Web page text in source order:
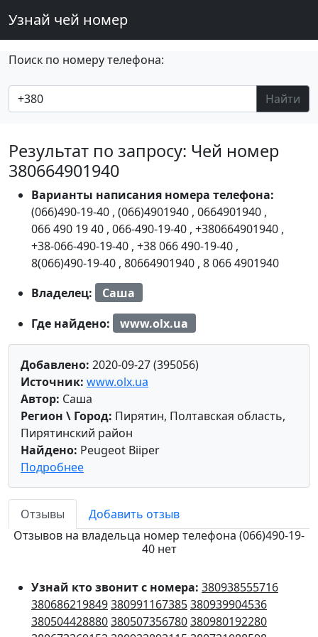
Узнай чей номер
Поиск по номеру телефона:
Найти
Результат по запросу: Чей номер
380664901940
Варианты написания номера телефона:
(066)490-19-40 , (066)4901940 , 0664901940 ,
066 490 19 40 , 066-490-19-40 , +380664901940 ,
+38-066-490-19-40 , +38 066 490-19-40 ,
8(066)490-19-40 , 80664901940 , 8 066 4901940
Владелец:
Саша
Где найдено:
www.olx.ua
Добавлено: 2020-09-27 (395056)
Источник: www.olx.ua
Автор: Саша
Регион \ Город: Пирятин, Полтавская область,
Пирятинский район
Найдено: Peugeot Biiper
Подробнее
Отзывы
Добавить отзыв
Отзывов на владельца номер телефона (066)490-19-
40 нет
Узнай кто звонит с номера: 380938555716
380686219849380991167385380939904536
380504428880380507356780380980192280